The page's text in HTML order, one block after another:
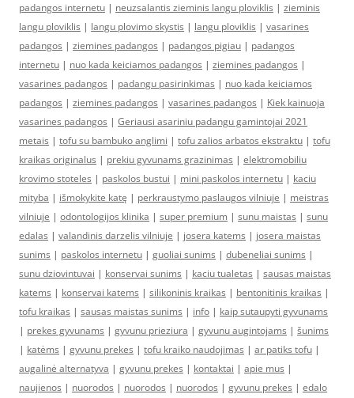
padangos internetu | neuzsalantis zieminis langu ploviklis | zieminis
langu ploviklis | langu plovimo skystis | langu ploviklis | vasarines
padangos | ziemines padangos | padangos pigiau | padangos
internetu | nuo kada keiciamos padangos | ziemines padangos |
vasarines padangos | padangu pasirinkimas | nuo kada keiciamos
padangos | ziemines padangos | vasarines padangos | Kiek kainuoja
vasarines padangos | Geriausi asariniu padangu gamintojai 2021
metais | tofu su bambuko anglimi | tofu zalios arbatos ekstraktu | tofu
kraikas originalus | prekiu gyvunams grazinimas | elektromobiliu
krovimo stoteles | paskolos bustui | mini paskolos internetu | kaciu
mityba | išmokykite katę | perkraustymo paslaugos vilniuje | meistras
vilniuje | odontologijos klinika | super premium | sunu maistas | sunu
edalas | valandinis darzelis vilniuje | josera katems | josera maistas
sunims | paskolos internetu | guoliai sunims | dubeneliai sunims |
sunu dziovintuvai | konservai sunims | kaciu tualetas | sausas maistas
katems | konservai katems | silikoninis kraikas | bentonitinis kraikas |
tofu kraikas | sausas maistas sunims | info | kaip sutaupyti gyvunams
| prekes gyvunams | gyvunu prieziura | gyvunu augintojams | šunims
| katėms | gyvunu prekes | tofu kraiko naudojimas | ar patiks tofu |
augalinė alternatyva | gyvunu prekes | kontaktai | apie mus |
naujienos | nuorodos | nuorodos | nuorodos | gyvunu prekes | edalo